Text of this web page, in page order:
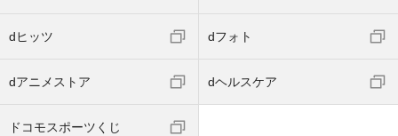
dヒッツ dフォト
dアニメストア dヘルスケア
ドコモスポーツくじ